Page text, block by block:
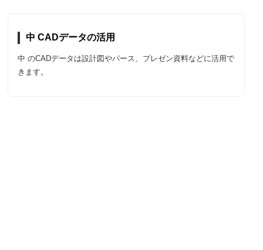
中 CADデータの活用
中 のCADデータは設計図やパース、プレゼン資料などに活用で
きます。